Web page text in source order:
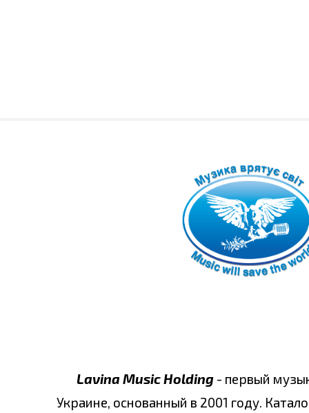
Lavina Music Holding - первый
Украине, основанный в 2001 году.